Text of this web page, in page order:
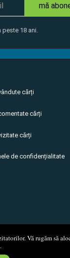
Vă rugăm să
mă
18 ani.
cărți
cărți
cărți
de confidențialitate
online